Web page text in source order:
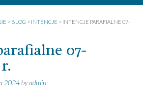
> BLOG > INTENCJE > INTENCJE PARAFIALNE 07-
07-
2024 byadmin